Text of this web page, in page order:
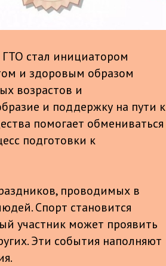
стал инициатором
и здоровым образом
возрастов и
и поддержку на пути к
помогает обмениваться
подготовки к
проводимых в
Спорт становится
участник может проявить
Эти события наполняют